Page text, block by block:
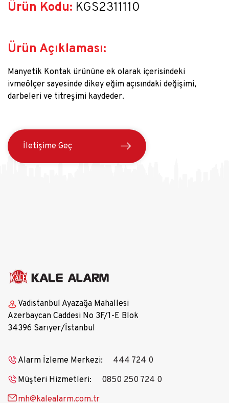
Ürün Kodu: KGS2311110
Ürün Açıklaması:
Manyetik Kontak ürününe ek olarak içerisindeki
ivmeölçer sayesinde dikey eğim açısındaki değişimi,
darbeleri ve titreşimi kaydeder.
İletişime Geç
Vadistanbul Ayazağa Mahallesi
Azerbaycan Caddesi No 3F/1-E Blok
34396 Sarıyer/İstanbul
Alarm İzleme Merkezi:
444 724 0
Müşteri Hizmetleri:
0850 250 724 0
mh@kalealarm.com.tr